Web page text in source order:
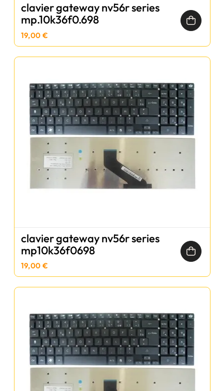
clavier gateway nv56r series
mp.10k36f0.698
19,00 €
clavier gateway nv56r series
mp10k36f0698
19,00 €